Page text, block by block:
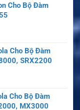
Cho Bộ Đàm
Cho Bộ Đàm
SRX2200
Cho Bộ Đàm
MX3000